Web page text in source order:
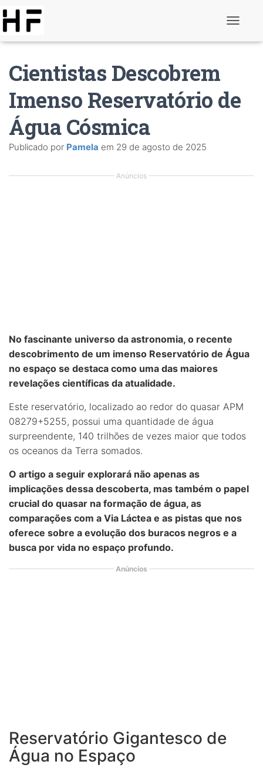
r
d
a
Cientistas Descobrem
Imenso Reservatório de
Água Cósmica
Publicado por Pamela em 29 de agosto de 2025
Anúncios
No fascinante universo da astronomia, o recente
descobrimento de um imenso Reservatório de Água
no espaço se destaca como uma das maiores
revelações científicas da atualidade.
Este reservatório, localizado ao redor do quasar APM
08279+5255, possui uma quantidade de água
surpreendente, 140 trilhões de vezes maior que todos
os oceanos da Terra somados.
O artigo a seguir explorará não apenas as
implicações dessa descoberta, mas também o papel
crucial do quasar na formação de água, as
comparações com a Via Láctea e as pistas que nos
oferece sobre a evolução dos buracos negros e a
busca por vida no espaço profundo.
Anúncios
Reservatório Gigantesco de
Água no Espaço